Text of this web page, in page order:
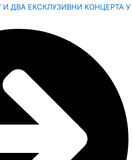
И ДВА ЕКСКЛУЗИВНИ КОНЦЕРТА У